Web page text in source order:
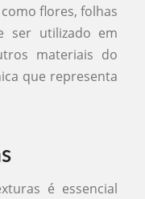
flores, folhas
ser utilizado em
materiais do
que representa
é essencial